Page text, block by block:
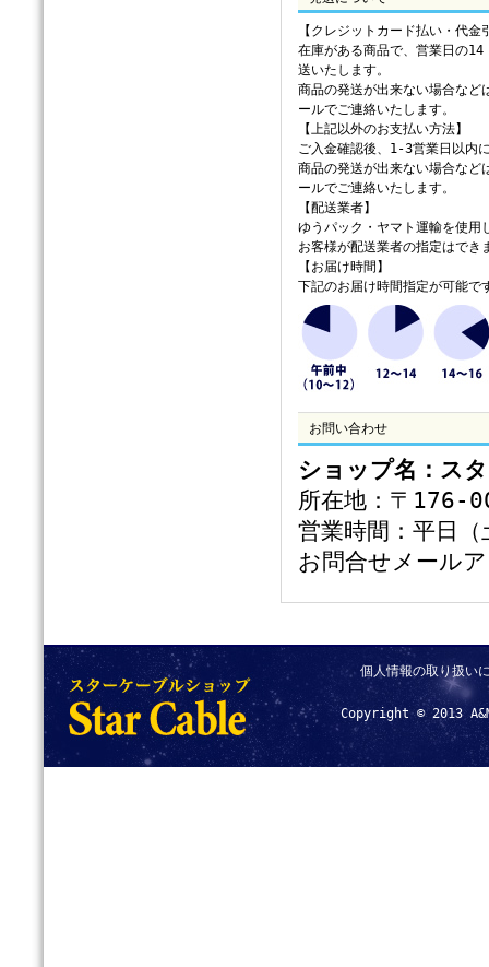
【クレジットカード払い・代金
在庫がある商品で、営業日の
送いたします。
商品の発送が出来ない場合など
ールでご連絡いたします。
【上記以外のお支払い方法】
ご入金確認後、1-3営業日以内
商品の発送が出来ない場合など
ールでご連絡いたします。
【配送業者】
ゆうパック・ヤマト運輸を使用
お客様が配送業者の指定はでき
【お届け時間】
下記のお届け時間指定が可能で
お問い合わせ
ショップ名：ス
所在地：〒
営業時間：平日
お問合せメール
個人情報の取り扱い
Copyright © 2013